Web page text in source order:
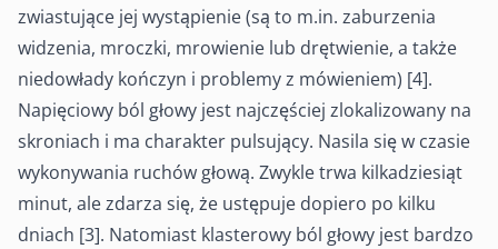
zwiastujące jej wystąpienie (są to m.in. zaburzenia
widzenia, mroczki, mrowienie lub drętwienie, a także
niedowłady kończyn i problemy z mówieniem) [4].
Napięciowy ból głowy jest najczęściej zlokalizowany na
skroniach i ma charakter pulsujący. Nasila się w czasie
wykonywania ruchów głową. Zwykle trwa kilkadziesiąt
minut, ale zdarza się, że ustępuje dopiero po kilku
dniach [3]. Natomiast klasterowy ból głowy jest bardzo